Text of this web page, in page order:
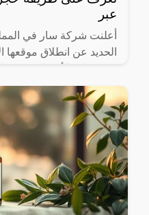
عبر
أعلنت شركة سار في
الحديد عن انطلاق موقعها
المختلفة لها،